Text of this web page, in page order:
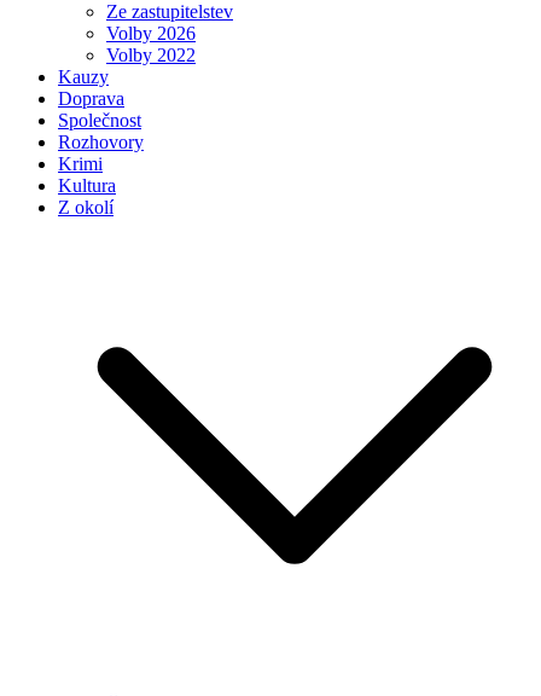
Ze zastupitelstev
Volby 2026
Volby 2022
Kauzy
Doprava
Společnost
Rozhovory
Krimi
Kultura
Z okolí